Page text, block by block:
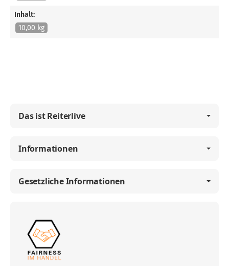
Inhalt:
10,00 kg
Das ist Reiterlive
Informationen
Gesetzliche Informationen